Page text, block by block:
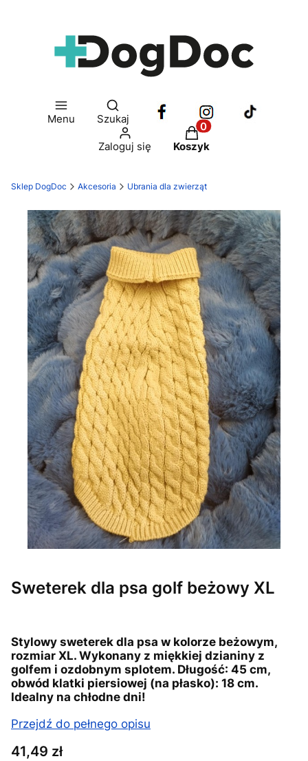
Menu
Otwórz wyszukiwarkę
Szukaj
Zaloguj się
Produkty w koszyku:
Koszyk
Sklep DogDoc Akcesoria Ubrania dla zwierząt
Sweterek dla psa golf beżowy XL
Stylowy sweterek dla psa w kolorze beżowym,
rozmiar XL. Wykonany z miękkiej dzianiny z
golfem i ozdobnym splotem. Długość: 45 cm,
obwód klatki piersiowej (na płasko): 18 cm.
Idealny na chłodne dni!
Przejdź do pełnego opisu
Cena
41,49 zł